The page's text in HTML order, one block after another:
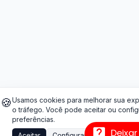
🍪Usamos cookies para melhorar sua
o tráfego. Você pode aceitar ou
preferências.